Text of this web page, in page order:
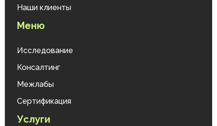
Наши клиенты
Меню
Исследование
Консалтинг
Межлабы
Сертификация
Услуги